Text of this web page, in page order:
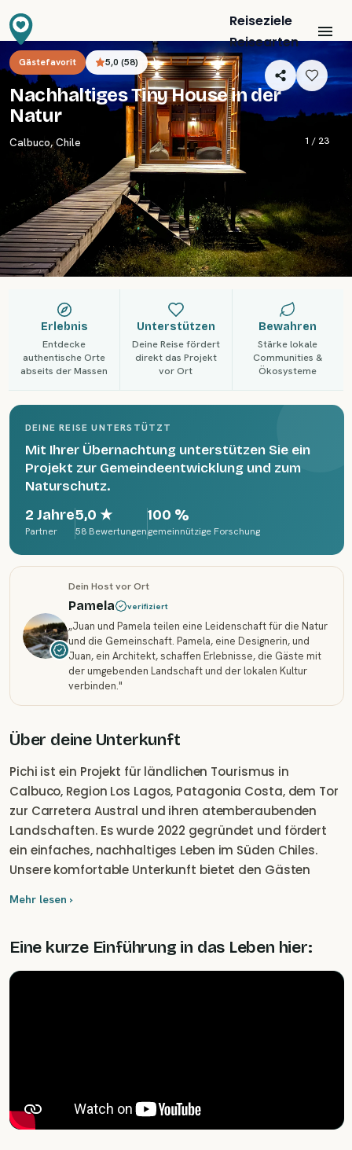
Reiseziele
Reisearten
Gästefavorit 5,0 (58)
Nachhaltiges Tiny House in der
Natur
Calbuco,Chile 1 / 23
Erlebnis
Entdecke
authentische Orte
abseits der Massen
Unterstützen
Deine Reise fördert
direkt das Projekt
vor Ort
Bewahren
Stärke lokale
Communities &
Ökosysteme
DEINE REISE UNTERSTÜTZT
Mit Ihrer Übernachtung unterstützen Sie ein
Projekt zur Gemeindeentwicklung und zum
Naturschutz.
2 Jahre
Partner
5,0 ★
58 Bewertungen
100 %
gemeinnützige Forschung
Dein Host vor Ort
Pamela verifiziert
„Juan und Pamela teilen eine Leidenschaft für die Natur
und die Gemeinschaft. Pamela, eine Designerin, und
Juan, ein Architekt, schaffen Erlebnisse, die Gäste mit
der umgebenden Landschaft und der lokalen Kultur
verbinden."
Über deine Unterkunft
Pichi ist ein Projekt für ländlichen Tourismus in
Calbuco, Region Los Lagos, Patagonia Costa, dem Tor
zur Carretera Austral und ihren atemberaubenden
Landschaften. Es wurde 2022 gegründet und fördert
ein einfaches, nachhaltiges Leben im Süden Chiles.
Unsere komfortable Unterkunft bietet den Gästen
ist komplett für Telearbeit ausgestattet und bietet ein
intensives kulturelles Erlebnis. Dank seiner guten
Mehr lesen ›
Eine kurze Einführung in das Leben hier: